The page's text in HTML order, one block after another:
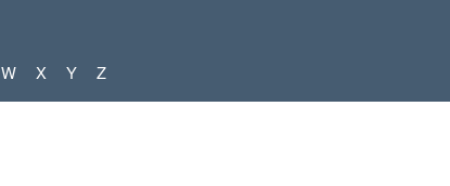
W X Y Z